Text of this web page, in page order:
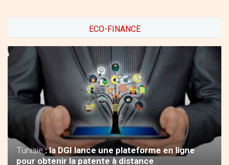
ECO-FINANCE
Tunisie: la DGI lance une plateforme en ligne
pour obtenir la patente à distance